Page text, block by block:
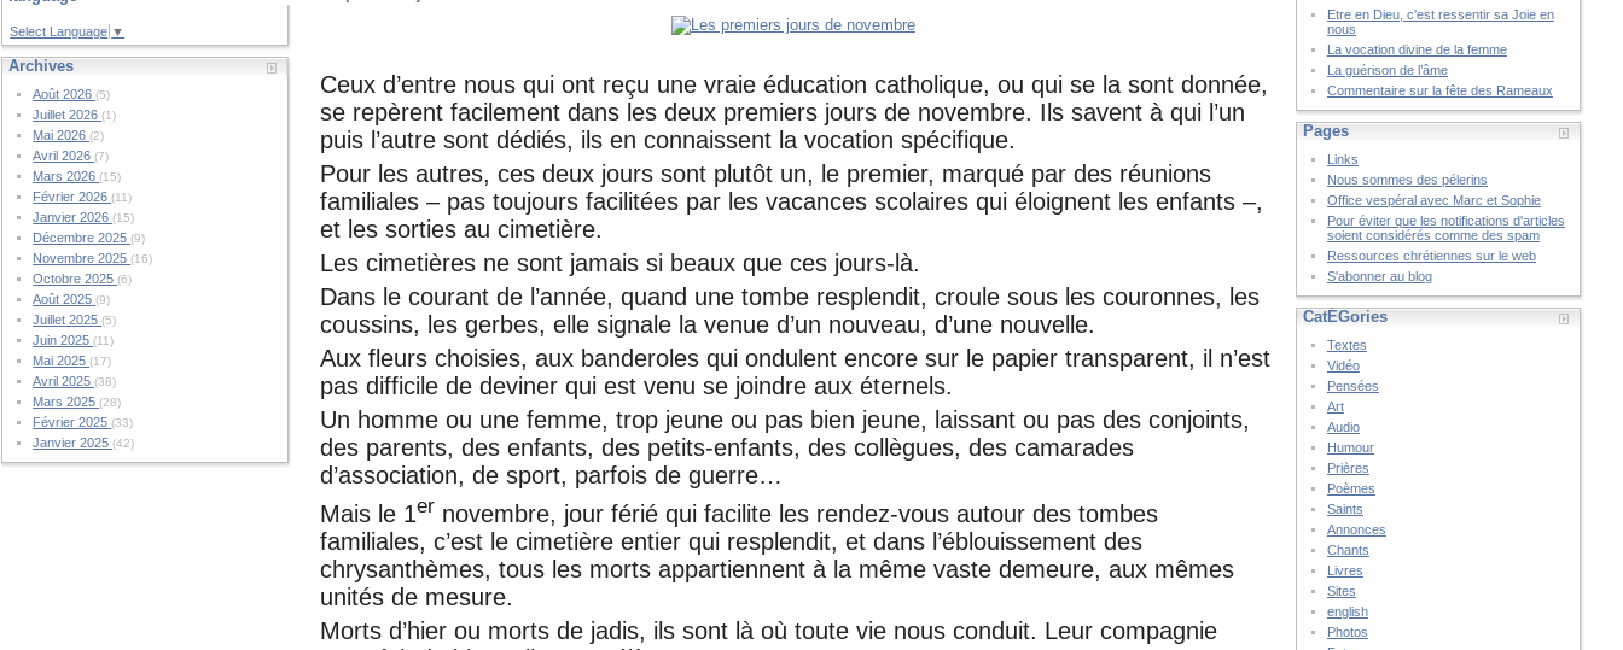
Select Language ▼
Archives
Août 2026(5)
Juillet 2026(1)
Mai 2026(2)
Avril 2026(7)
Mars 2026(15)
Février 2026(11)
Janvier 2026(15)
Décembre 2025(9)
Novembre 2025(16)
Octobre 2025(6)
Août 2025(9)
Juillet 2025(5)
Juin 2025(11)
Mai 2025(17)
Avril 2025(38)
Mars 2025(28)
Février 2025(33)
Janvier 2025(42)
Ceux d’entre nous qui ont reçu une vraie éducation catholique, ou qui se la sont donnée,
se repèrent facilement dans les deux premiers jours de novembre. Ils savent à qui l’un
puis l’autre sont dédiés, ils en connaissent la vocation spécifique.
Pour les autres, ces deux jours sont plutôt un, le premier, marqué par des réunions
familiales – pas toujours facilitées par les vacances scolaires qui éloignent les enfants –,
et les sorties au cimetière.
Les cimetières ne sont jamais si beaux que ces jours-là.
Dans le courant de l’année, quand une tombe resplendit, croule sous les couronnes, les
coussins, les gerbes, elle signale la venue d’un nouveau, d’une nouvelle.
Aux fleurs choisies, aux banderoles qui ondulent encore sur le papier transparent, il n’est
pas difficile de deviner qui est venu se joindre aux éternels.
Un homme ou une femme, trop jeune ou pas bien jeune, laissant ou pas des conjoints,
des parents, des enfants, des petits-enfants, des collègues, des camarades
d’association, de sport, parfois de guerre…
Mais le 1er novembre, jour férié qui facilite les rendez-vous autour des tombes
familiales, c’est le cimetière entier qui resplendit, et dans l’éblouissement des
chrysanthèmes, tous les morts appartiennent à la même vaste demeure, aux mêmes
unités de mesure.
Morts d’hier ou morts de jadis, ils sont là où toute vie nous conduit. Leur compagnie
Etre en Dieu, c'est ressentir sa Joie en
nous
La vocation divine de la femme
La guérison de l’âme
Commentaire sur la fête des Rameaux
Pages
Links
Nous sommes des pélerins
Office vespéral avec Marc et Sophie
Pour éviter que les notifications d'articles
soient considérés comme des spam
Ressources chrétiennes sur le web
S'abonner au blog
CatÉGories
Textes
Vidéo
Pensées
Art
Audio
Humour
Prières
Poèmes
Saints
Annonces
Chants
Livres
Sites
english
Photos